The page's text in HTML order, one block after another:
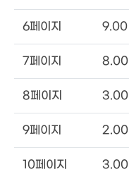
6페이지 9.00
7페이지 8.00
8페이지 3.00
9페이지 2.00
10페이지 3.00